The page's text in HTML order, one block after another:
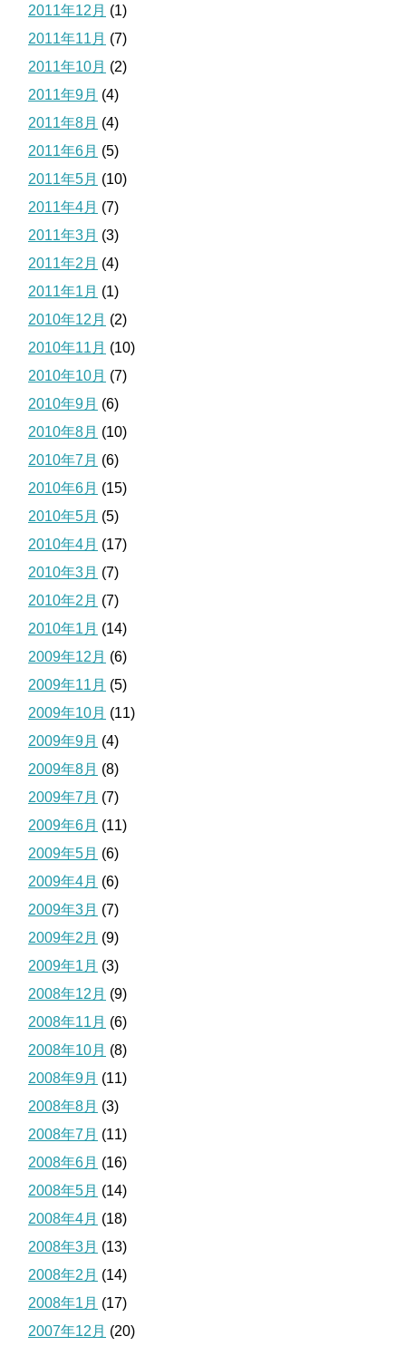
2011年12月 (1)
2011年11月 (7)
2011年10月 (2)
2011年9月 (4)
2011年8月 (4)
2011年6月 (5)
2011年5月 (10)
2011年4月 (7)
2011年3月 (3)
2011年2月 (4)
2011年1月 (1)
2010年12月 (2)
2010年11月 (10)
2010年10月 (7)
2010年9月 (6)
2010年8月 (10)
2010年7月 (6)
2010年6月 (15)
2010年5月 (5)
2010年4月 (17)
2010年3月 (7)
2010年2月 (7)
2010年1月 (14)
2009年12月 (6)
2009年11月 (5)
2009年10月 (11)
2009年9月 (4)
2009年8月 (8)
2009年7月 (7)
2009年6月 (11)
2009年5月 (6)
2009年4月 (6)
2009年3月 (7)
2009年2月 (9)
2009年1月 (3)
2008年12月 (9)
2008年11月 (6)
2008年10月 (8)
2008年9月 (11)
2008年8月 (3)
2008年7月 (11)
2008年6月 (16)
2008年5月 (14)
2008年4月 (18)
2008年3月 (13)
2008年2月 (14)
2008年1月 (17)
2007年12月 (20)